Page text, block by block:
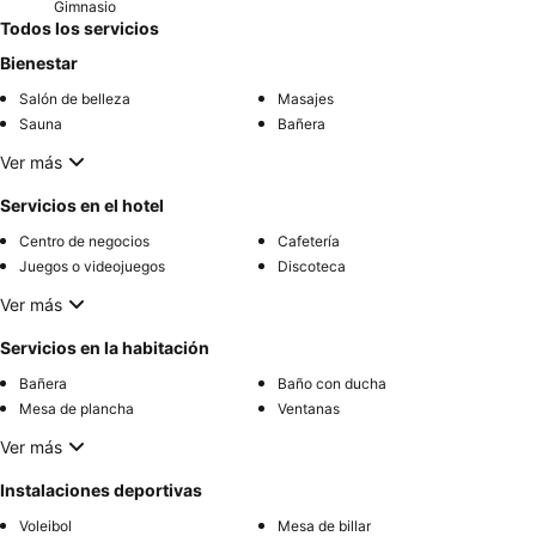
Gimnasio
Todos los servicios
Bienestar
Salón de belleza
Masajes
Sauna
Bañera
Ver más
Servicios en el hotel
Centro de negocios
Cafetería
Juegos o videojuegos
Discoteca
Ver más
Servicios en la habitación
Bañera
Baño con ducha
Mesa de plancha
Ventanas
Ver más
Instalaciones deportivas
Voleibol Mesa de billar